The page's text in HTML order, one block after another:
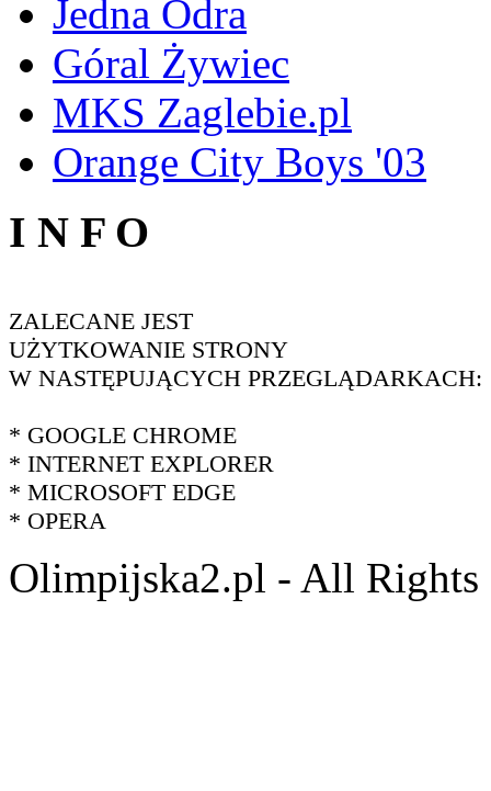
Jedna Odra
Góral Żywiec
MKS Zaglebie.pl
Orange City Boys '03
I N F O
ZALECANE JEST
UŻYTKOWANIE STRONY
W NASTĘPUJĄCYCH PRZEGLĄDARKACH:
* GOOGLE CHROME
* INTERNET EXPLORER
* MICROSOFT EDGE
* OPERA
Olimpijska2.pl - All Rights